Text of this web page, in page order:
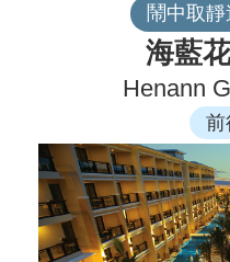
鬧中取
海藍
Henann
前